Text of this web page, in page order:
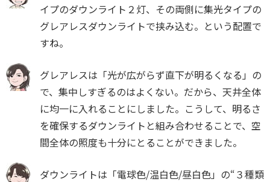
イプのダウンライト２灯、その両側に集光タイプの
グレアレスダウンライトで挟み込む。という配置で
すね。
グレアレスは「光が広がらず直下が明るくなる」の
で、集中しすぎるのはよくない。だから、天井全体
に均一に入れることにしました。こうして、明るさ
を確保するダウンライトと組み合わせることで、空
間全体の照度も十分にとることができました。
ダウンライトは「電球色/温白色/昼白色」の“３種類